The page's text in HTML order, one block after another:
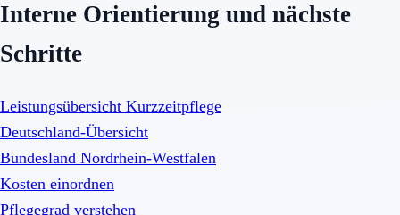
Interne Orientierung und nächste
Schritte
Leistungsübersicht Kurzzeitpflege
Deutschland-Übersicht
Bundesland Nordrhein-Westfalen
Kosten einordnen
Pflegegrad verstehen